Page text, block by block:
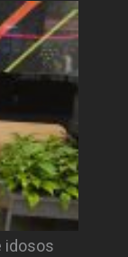
idosos